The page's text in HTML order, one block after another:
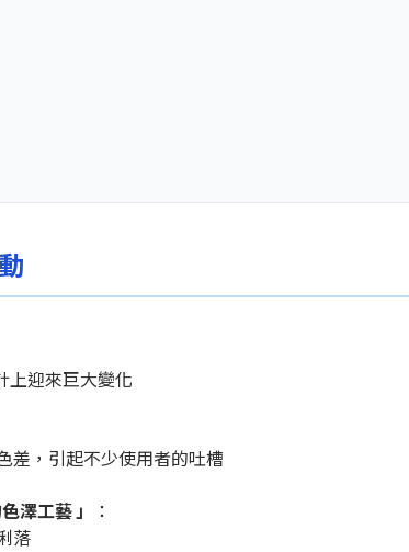
上迎來巨大變化
差，引起不少使用者的吐槽
澤工藝 」
：
落